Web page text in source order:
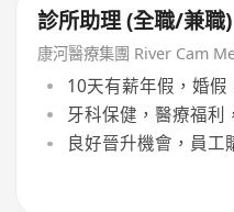
診所助理 (全職/兼職)
康河醫療集團 River Cam
10天有薪年假，婚假
牙科保健，醫療福利
良好晉升機會，員工